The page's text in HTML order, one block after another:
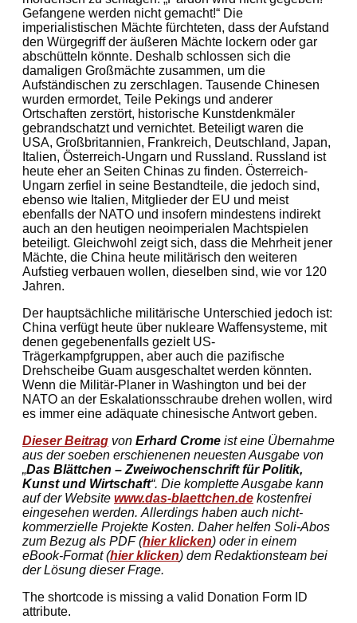
Gefangene werden nicht gemacht!“ Die
imperialistischen Mächte fürchteten, dass der Aufstand
den Würgegriff der äußeren Mächte lockern oder gar
abschütteln könnte. Deshalb schlossen sich die
damaligen Großmächte zusammen, um die
Aufständischen zu zerschlagen. Tausende Chinesen
wurden ermordet, Teile Pekings und anderer
Ortschaften zerstört, historische Kunstdenkmäler
gebrandschatzt und vernichtet. Beteiligt waren die
USA, Großbritannien, Frankreich, Deutschland, Japan,
Italien, Österreich-Ungarn und Russland. Russland ist
heute eher an Seiten Chinas zu finden. Österreich-
Ungarn zerfiel in seine Bestandteile, die jedoch sind,
ebenso wie Italien, Mitglieder der EU und meist
ebenfalls der NATO und insofern mindestens indirekt
auch an den heutigen neoimperialen Machtspielen
beteiligt. Gleichwohl zeigt sich, dass die Mehrheit jener
Mächte, die China heute militärisch den weiteren
Aufstieg verbauen wollen, dieselben sind, wie vor 120
Jahren.
Der hauptsächliche militärische Unterschied jedoch ist:
China verfügt heute über nukleare Waffensysteme, mit
denen gegebenenfalls gezielt US-
Trägerkampfgruppen, aber auch die pazifische
Drehscheibe Guam ausgeschaltet werden könnten.
Wenn die Militär-Planer in Washington und bei der
NATO an der Eskalationsschraube drehen wollen, wird
es immer eine adäquate chinesische Antwort geben.
Dieser Beitrag von Erhard Crome ist eine Übernahme
aus der soeben erschienenen neuesten Ausgabe von
„Das Blättchen – Zweiwochenschrift für Politik,
Kunst und Wirtschaft“. Die komplette Ausgabe kann
auf der Website www.das-blaettchen.de kostenfrei
eingesehen werden. Allerdings haben auch nicht-
kommerzielle Projekte Kosten. Daher helfen Soli-Abos
zum Bezug als PDF (hier klicken) oder in einem
eBook-Format (hier klicken) dem Redaktionsteam bei
der Lösung dieser Frage.
The shortcode is missing a valid Donation Form ID
attribute.